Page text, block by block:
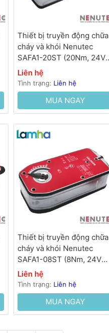
Thiết bị truyền động chữa
cháy và khói Nenutec
SAFA1-20ST (20Nm, 24V
AC/DC, 50…70s, lò xo hồi
<35s)
Liên hệ
Tình trạng: Liên hệ
MUA NGAY
Thiết bị truyền động chữa
cháy và khói Nenutec
SAFA1-08ST (8Nm, 24V
AC/DC, 100…120s, lò xo
hồi 25s)
Liên hệ
Tình trạng: Liên hệ
MUA NGAY